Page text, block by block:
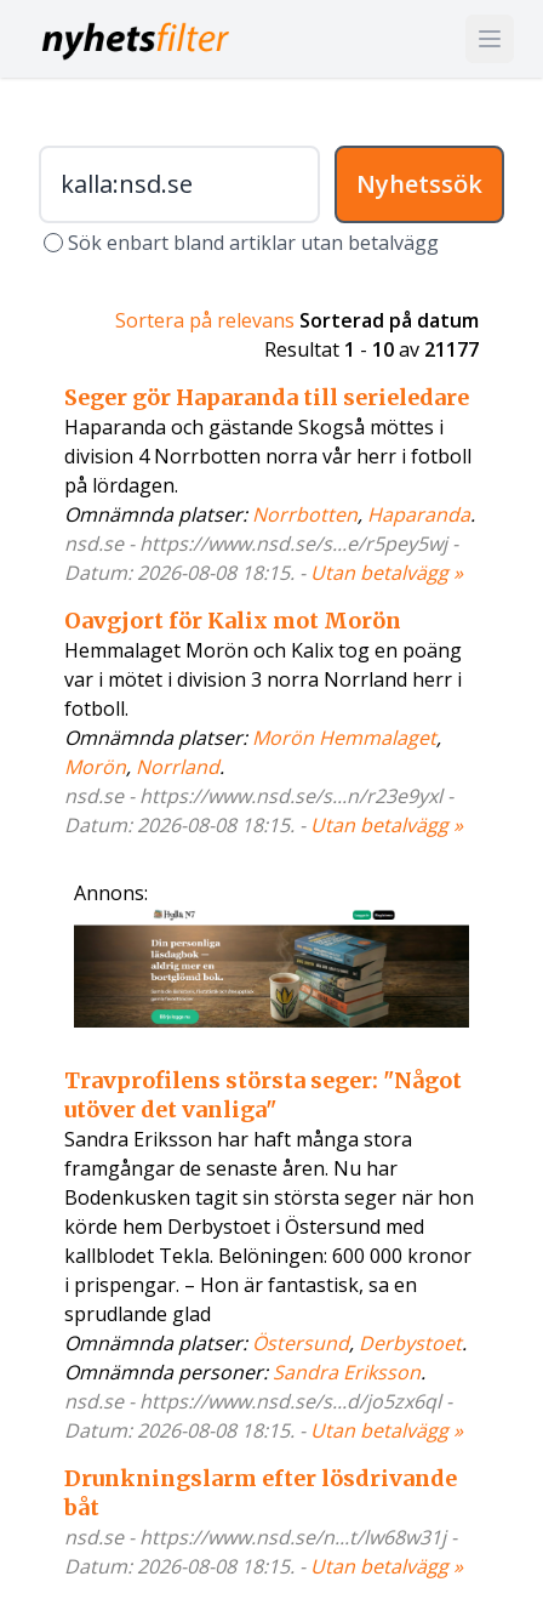
Nyhetssök
Sök enbart bland artiklar utan betalvägg
Sortera på relevans Sorterad på datum
Resultat 1 - 10av 21177
Seger gör Haparanda till serieledare
Haparanda och gästande Skogså möttes i
division 4 Norrbotten norra vår herr i fotboll
på lördagen.
Omnämnda platser:Norrbotten, Haparanda.
nsd.se - https://www.nsd.se/s...e/r5pey5wj -
Datum: 2026-08-08 18:15. - Utan betalvägg »
Oavgjort för Kalix mot Morön
Hemmalaget Morön och Kalix tog en poäng
var i mötet i division 3 norra Norrland herr i
fotboll.
Omnämnda platser:Morön Hemmalaget,
Morön, Norrland.
nsd.se - https://www.nsd.se/s...n/r23e9yxl -
Datum: 2026-08-08 18:15. - Utan betalvägg »
Annons:
Travprofilens största seger: "Något
utöver det vanliga"
Sandra Eriksson har haft många stora
framgångar de senaste åren. Nu har
Bodenkusken tagit sin största seger när hon
körde hem Derbystoet i Östersund med
kallblodet Tekla. Belöningen: 600 000 kronor
i prispengar. – Hon är fantastisk, sa en
sprudlande glad
Omnämnda platser: Östersund, Derbystoet.
Omnämnda personer:Sandra Eriksson.
nsd.se - https://www.nsd.se/s...d/jo5zx6ql -
Datum: 2026-08-08 18:15. - Utan betalvägg »
Drunkningslarm efter lösdrivande
båt
nsd.se - https://www.nsd.se/n...t/lw68w31j -
Datum: 2026-08-08 18:15. - Utan betalvägg »